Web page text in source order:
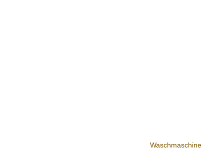
Waschmaschine